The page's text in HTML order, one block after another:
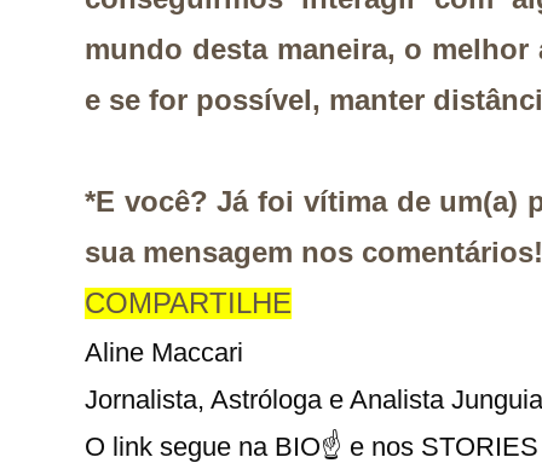
mundo desta maneira, o
e se for possível, manter
*E você? Já foi vítima de um(a)
sua mensagem nos comentários!
COMPARTILHE
Aline Maccari
Jornalista, Astróloga e Analista
O link segue na BIO☝ e nos